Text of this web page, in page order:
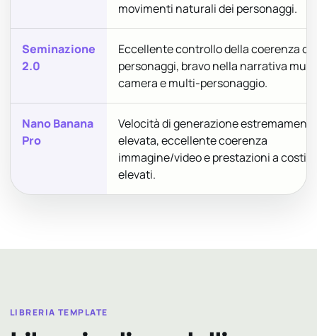
movimenti naturali dei personaggi.
Seminazione
2.0
Eccellente controllo della coerenza dei
personaggi, bravo nella narrativa
camera e multi-personaggio.
Nano Banana
Pro
Velocità di generazione estremamente
elevata, eccellente coerenza
immagine/video e prestazioni a costi
elevati.
LIBRERIA TEMPLATE